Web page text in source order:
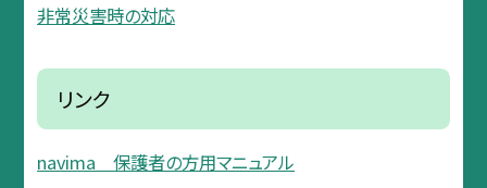
非常災害時の対応
リンク
navima 保護者の方用マニュアル